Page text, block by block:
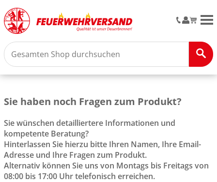
Sie haben noch Fragen zum Produkt?
Sie wünschen detailliertere Informationen und
kompetente Beratung?
Hinterlassen Sie hierzu bitte Ihren Namen, Ihre Email-
Adresse und Ihre Fragen zum Produkt.
Alternativ können Sie uns von Montags bis Freitags von
08:00 bis 17:00 Uhr telefonisch erreichen.